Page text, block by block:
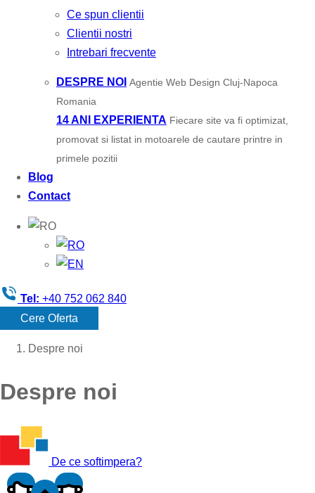
Ce spun clientii
Clientii nostri
Intrebari frecvente
DESPRE NOI Agentie Web Design Cluj-Napoca
Romania
14 ANI EXPERIENTA Fiecare site va fi optimizat,
promovat si listat in motoarele de cautare printre in
primele pozitii
Blog
Contact
Tel: +40 752 062 840
Cere Oferta
Despre noi
Despre noi
De ce softimpera?